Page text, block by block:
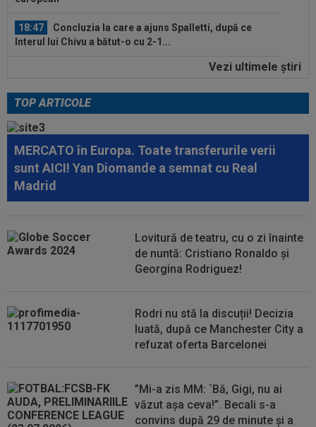
18:47
Concluzia la care a ajuns Spalletti, după ce
Interul lui Chivu a bătut-o cu 2-1...
Farul - Csikszereda 0-0,
18:40
Reacții în lanț, după ce tatăl lui Leo Messi a
murit
18:33
Gata: e oficial! Atletico Madrid l-a vândut și s-a
făcut cel mai scump transfer...
Vezi ultimele ştiri
TOP ARTICOLE
MERCATO în Europa. Toate transferurile verii
sunt AICI! Yan Diomande a semnat cu Real
Madrid
Lovitură de teatru, cu o zi înainte
de nuntă: Cristiano Ronaldo și
Georgina Rodriguez!
Rodri nu stă la discuții! Decizia
luată, după ce Manchester City a
refuzat oferta Barcelonei
”Mi-a zis MM: `Bă, Gigi, nu ai
văzut așa ceva!”. Becali s-a
convins după 29 de minute și a